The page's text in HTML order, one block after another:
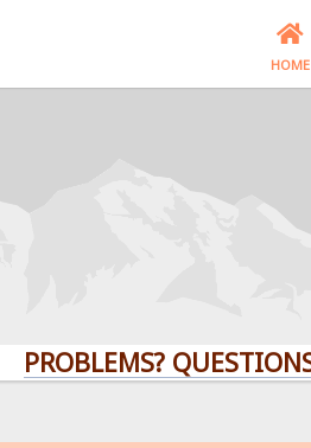
HOME
PROBLEMS? QUESTIONS?